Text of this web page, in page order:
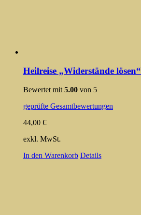
Heilreise „Widerstände lösen“
Bewertet mit 5.00 von 5
geprüfte Gesamtbewertungen
44,00 €
exkl. MwSt.
In den Warenkorb Details